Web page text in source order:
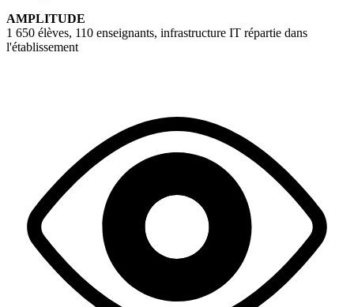
AMPLITUDE
1 650 élèves, 110 enseignants, infrastructure IT répartie dans
l'établissement